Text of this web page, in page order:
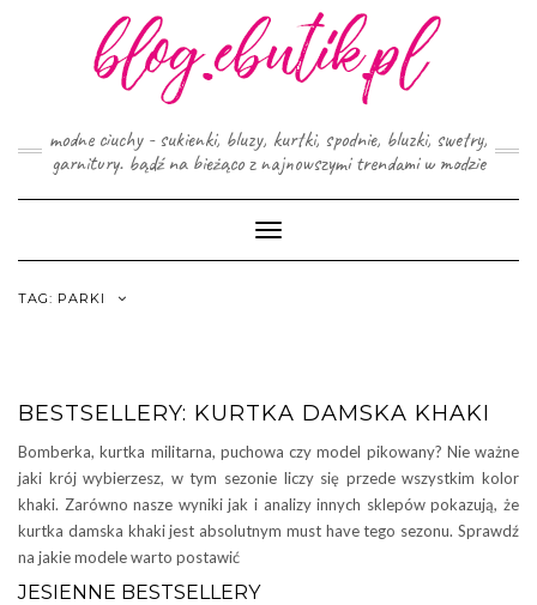
modne ciuchy - sukienki, bluzy, kurtki, spodnie, bluzki, swetry,
garnitury. bądź na bieżąco z najnowszymi trendami w modzie
Toggle
Navigation
TAG: PARKI
BESTSELLERY: KURTKA DAMSKA KHAKI
Bomberka, kurtka militarna, puchowa czy model pikowany? Nie ważne
jaki krój wybierzesz, w tym sezonie liczy się przede wszystkim kolor
khaki. Zarówno nasze wyniki jak i analizy innych sklepów pokazują, że
kurtka damska khaki jest absolutnym must have tego sezonu. Sprawdź
na jakie modele warto postawić
JESIENNE BESTSELLERY